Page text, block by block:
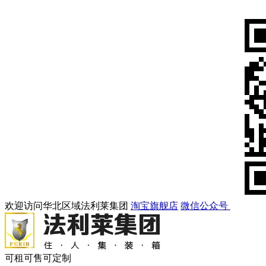
欢迎访问华北区域法利莱集团 淘宝旗舰店 微信公众号
可租可售可定制